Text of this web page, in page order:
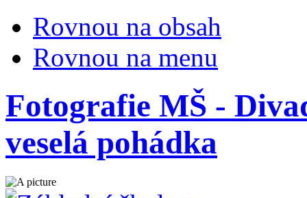
Rovnou na obsah
Rovnou na menu
Fotografie MŠ -
veselá pohádka